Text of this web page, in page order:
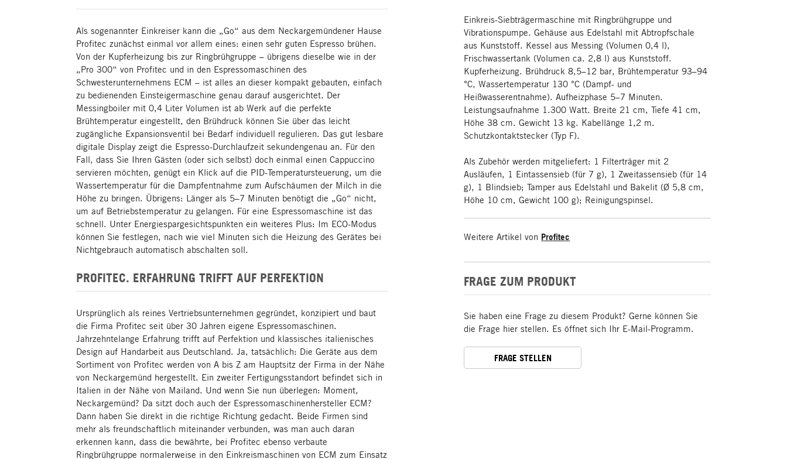
Als sogenannter Einkreiser kann die „Go“ aus dem Neckargemündener Hause
Profitec zunächst einmal vor allem eines: einen sehr guten Espresso brühen.
Von der Kupferheizung bis zur Ringbrühgruppe – übrigens dieselbe wie in der
„Pro 300“ von Profitec und in den Espressomaschinen des
Schwesterunternehmens ECM – ist alles an dieser kompakt gebauten, einfach
zu bedienenden Einsteigermaschine genau darauf ausgerichtet. Der
Messingboiler mit 0,4 Liter Volumen ist ab Werk auf die perfekte
Brühtemperatur eingestellt, den Brühdruck können Sie über das leicht
zugängliche Expansionsventil bei Bedarf individuell regulieren. Das gut lesbare
digitale Display zeigt die Espresso-Durchlaufzeit sekundengenau an. Für den
Fall, dass Sie Ihren Gästen (oder sich selbst) doch einmal einen Cappuccino
servieren möchten, genügt ein Klick auf die PID-Temperatursteuerung, um die
Wassertemperatur für die Dampfentnahme zum Aufschäumen der Milch in die
Höhe zu bringen. Übrigens: Länger als 5–7 Minuten benötigt die „Go“ nicht,
um auf Betriebstemperatur zu gelangen. Für eine Espressomaschine ist das
schnell. Unter Energiespargesichtspunkten ein weiteres Plus: Im ECO-Modus
können Sie festlegen, nach wie viel Minuten sich die Heizung des Gerätes bei
Nichtgebrauch automatisch abschalten soll.
PROFITEC. ERFAHRUNG TRIFFT AUF PERFEKTION
Ursprünglich als reines Vertriebsunternehmen gegründet, konzipiert und baut
die Firma Profitec seit über 30 Jahren eigene Espressomaschinen.
Jahrzehntelange Erfahrung trifft auf Perfektion und klassisches italienisches
Design auf Handarbeit aus Deutschland. Ja, tatsächlich: Die Geräte aus dem
Sortiment von Profitec werden von A bis Z am Hauptsitz der Firma in der Nähe
von Neckargemünd hergestellt. Ein zweiter Fertigungsstandort befindet sich in
Italien in der Nähe von Mailand. Und wenn Sie nun überlegen: Moment,
Neckargemünd? Da sitzt doch auch der Espressomaschinenhersteller ECM?
Dann haben Sie direkt in die richtige Richtung gedacht. Beide Firmen sind
mehr als freundschaftlich miteinander verbunden, was man auch daran
erkennen kann, dass die bewährte, bei Profitec ebenso verbaute
Ringbrühgruppe normalerweise in den Einkreismaschinen von ECM zum Einsatz
Einkreis-Siebträgermaschine mit Ringbrühgruppe und
Vibrationspumpe. Gehäuse aus Edelstahl mit Abtropfschale
aus Kunststoff. Kessel aus Messing (Volumen 0,4 l),
Frischwassertank (Volumen ca. 2,8 l) aus Kunststoff.
Kupferheizung. Brühdruck 8,5–12 bar, Brühtemperatur 93–94
°C, Wassertemperatur 130 °C (Dampf- und
Heißwasserentnahme). Aufheizphase 5–7 Minuten.
Leistungsaufnahme 1.300 Watt. Breite 21 cm, Tiefe 41 cm,
Höhe 38 cm. Gewicht 13 kg. Kabellänge 1,2 m.
Schutzkontaktstecker (Typ F).
Als Zubehör werden mitgeliefert: 1 Filterträger mit 2
Ausläufen, 1 Eintassensieb (für 7 g), 1 Zweitassensieb (für 14
g), 1 Blindsieb; Tamper aus Edelstahl und Bakelit (Ø 5,8 cm,
Höhe 10 cm, Gewicht 100 g); Reinigungspinsel.
Weitere Artikel von Profitec
FRAGE ZUM PRODUKT
Sie haben eine Frage zu diesem Produkt? Gerne können Sie
die Frage hier stellen. Es öffnet sich Ihr E-Mail-Programm.
FRAGE STELLEN